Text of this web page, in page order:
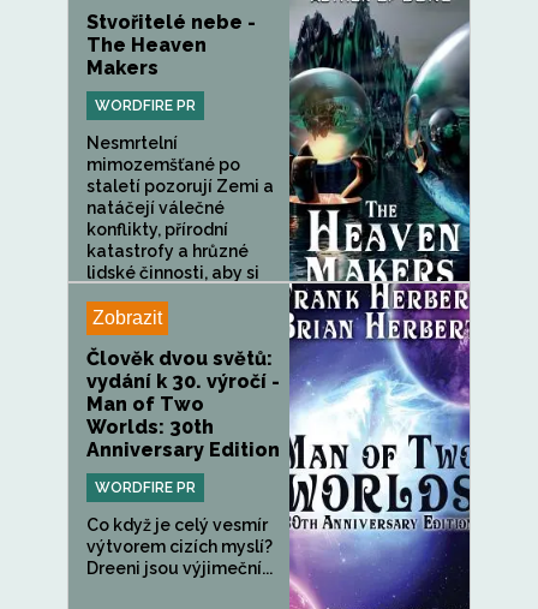
Stvořitelé nebe -
The Heaven
Makers
WORDFIRE PR
Nesmrtelní
mimozemšťané po
staletí pozorují Zemi a
natáčejí válečné
konflikty, přírodní
katastrofy a hrůzné
lidské činnosti, aby si
Zobrazit
Člověk dvou světů:
vydání k 30. výročí -
Man of Two
Worlds: 30th
Anniversary Edition
WORDFIRE PR
Co když je celý vesmír
výtvorem cizích myslí?
Dreeni jsou výjimeční...